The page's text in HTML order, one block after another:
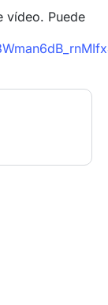
vídeo. Puede